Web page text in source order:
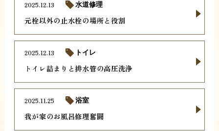
元栓以外の止水栓の場所と役割
2025.12.13 水道修理
トイレ詰まりと排水管の高圧洗浄
2025.12.13 トイレ
我が家のお風呂修理奮闘
2025.11.25 浴室